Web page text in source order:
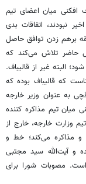
افکنی میان اعضای تیم
نبودند، اتفاقات بدی
برهم زدن توافق حاصل
حاضر تلاش می‌کند که
البته غیر از قالیباف.
که قالیباف بوده که
به عنوان وزیر خارجه
میان تیم مذاکره کننده
وزارت خارجه، خارج از
مذاکره می‌کند؛ خط و
و آیت‌الله سید مجتبی
است. مصوبات شورا برای